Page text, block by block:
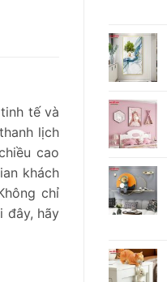
tế và
lịch
cao
khách
chỉ
đây, hãy